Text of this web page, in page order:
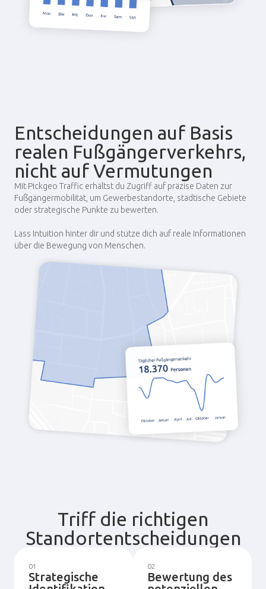
Entscheidungen auf Basis
realen Fußgängerverkehrs,
nicht auf Vermutungen
Mit Pickgeo Traffic erhältst du Zugriff auf präzise Daten zur
Fußgängermobilität, um Gewerbestandorte, städtische Gebiete
oder strategische Punkte zu bewerten.
Lass Intuition hinter dir und stütze dich auf reale Informationen
über die Bewegung von Menschen.
Triff die richtigen
Standortentscheidungen
01
Strategische
02
Bewertung des